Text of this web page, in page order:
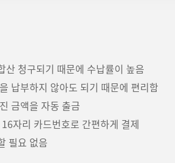
산 청구되기 때문에 수납률이 높음
납부하지 않아도 되기 때문에 편리함
금액을 자동 출금
자리 카드번호로 간편하게 결제
필요 없음